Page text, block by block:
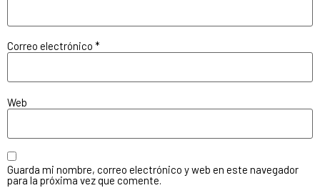
Correo electrónico *
Web
Guarda mi nombre, correo electrónico y web en este navegador
para la próxima vez que comente.